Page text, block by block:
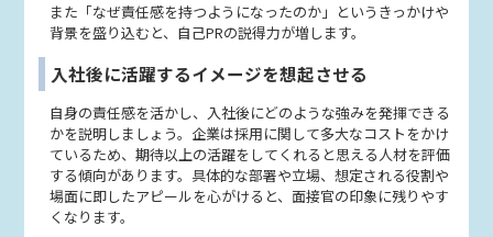
また「なぜ責任感を持つようになったのか」というきっかけや
背景を盛り込むと、自己PRの説得力が増します。
入社後に活躍するイメージを想起させる
自身の責任感を活かし、入社後にどのような強みを発揮できる
かを説明しましょう。企業は採用に関して多大なコストをかけ
ているため、期待以上の活躍をしてくれると思える人材を評価
する傾向があります。具体的な部署や立場、想定される役割や
場面に即したアピールを心がけると、面接官の印象に残りやす
くなります。